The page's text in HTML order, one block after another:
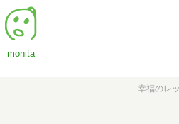
monita
幸福のレ